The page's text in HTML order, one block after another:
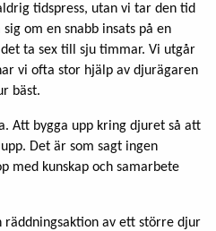
tidspress, utan vi tar den tid
om en snabb insats på en
ta sex till sju timmar. Vi utgår
vi ofta stor hjälp av djurägaren
bäst.
Att bygga upp kring djuret så att
Det är som sagt ingen
med kunskap och samarbete
av ett större djur